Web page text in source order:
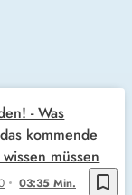
bookmark_border
03:35 Min.
- Was
kommende
müssen